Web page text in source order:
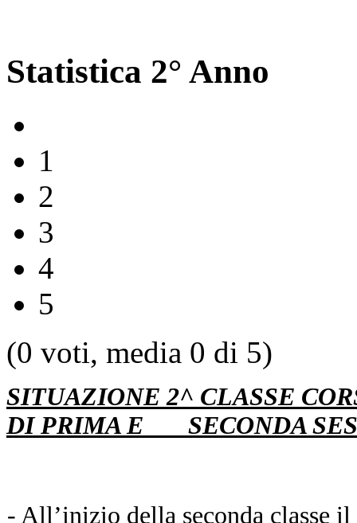
Statistica 2° Anno
1
2
3
4
5
(0 voti, media 0 di 5)
SITUAZIONE 2^ CLASSE
DIPRIMA E SECONDA
- All’inizio della seconda classe